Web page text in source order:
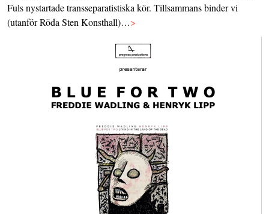
Fuls nystartade transseparatistiska kör. Tillsammans binder vi
(utanför Röda Sten Konsthall)…>